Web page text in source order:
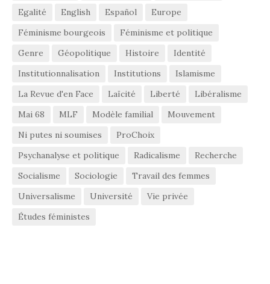
Egalité
English Español
Europe
Féminisme bourgeois
Féminisme et politique
Genre
Géopolitique Histoire
Identité
Institutionnalisation
Institutions
Islamisme
La Revue d'en Face
Laïcité Liberté
Libéralisme
Mai 68
MLF Modèle familial
Mouvement
Ni putes ni soumises
ProChoix
Psychanalyse et politique
Radicalisme
Recherche
Socialisme
Sociologie
Travail des femmes
Universalisme
Université
Vie privée
Études féministes